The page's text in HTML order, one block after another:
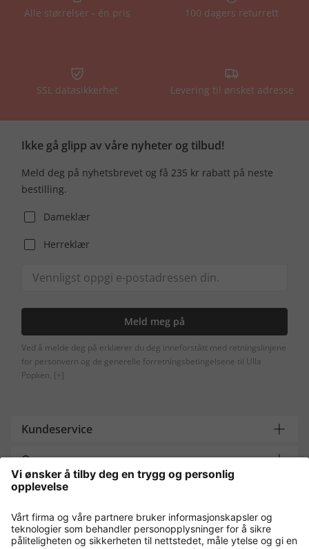
Alle størrelser - én pris 100 dagers returrett
SSL datasikkerhet Levering til ønsket adresse
Ikke gå glipp av våre nyheter og tilbud!
Meld deg på nyhetsbrevet og få 235 kr rabatt på neste
bestilling.
Dameklær
Herreklær
Meld meg på
Ved å melde deg på erklærer du deg inneforstått med retningslinjene
for personvern og de generelle forretningsbetingelsene til Ulla
Popken. [+]
Kundeservice
Om oss
Contact
Payment and Delivery